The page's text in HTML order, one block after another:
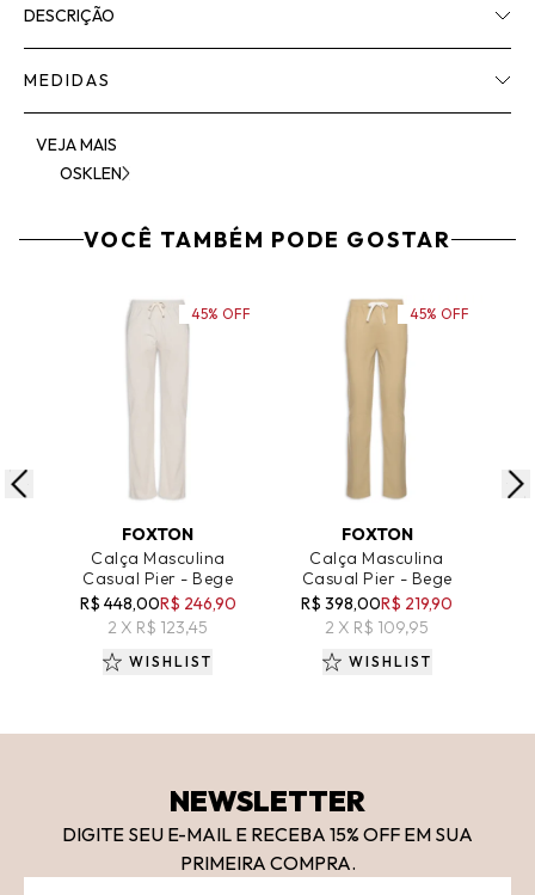
DESCRIÇÃO
MEDIDAS
VEJA MAIS
OSKLEN
VOCÊ TAMBÉM PODE GOSTAR
ADICIONAR AO CARRINHO
FOXTON
Calça Masculina
Casual Pier - Bege
R$ 448,00R$ 246,90
2 X R$ 123,45
45% OFF
WISHLIST
ADICIONAR AO CARRINHO
FOXTON
Calça Masculina
Casual Pier - Bege
R$ 398,00R$ 219,90
2 X R$ 109,95
45% OFF
WISHLIST
NEWSLETTER
DIGITE SEU E-MAIL E RECEBA 15% OFF EM SUA
PRIMEIRA COMPRA.